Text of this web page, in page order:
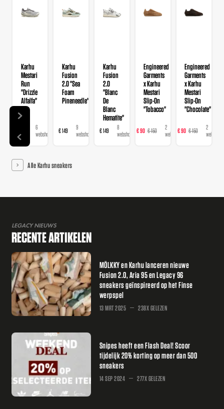
Karhu
Mestari
Run
"Drizzle
Alfalfa"
6
webshops
Karhu
Fusion
2.0 "Sea
Foam
Pineneedle"
€ 149
9
webshops
Karhu
Fusion
2.0
"Blanc
De
Blanc
Hematite"
€ 149
8
webshops
Engineered
Garments
x Karhu
Mestari
Slip-On
"Tobacco"
€ 90 € 150
2
webshops
Engineered
Garments
x Karhu
Mestari
Slip-On
"Chocolate"
€ 90 € 150
2
webshops
Alle Karhu sneakers
LEGACY NIEUWS
RECENTE ARTIKELEN
MÖLKKY en Karhu lanceren nieuwe
Fusion 2.0, Aria 95 en Legacy 96
sneakers geïnspireerd op het Finse
werpspel
13 MRT 2025 238X GELEZEN
Snipes heeft een Flash Deal! Scoor
tijdelijk 20% korting op meer dan 500
sneakers
14 SEP 2024 277X GELEZEN